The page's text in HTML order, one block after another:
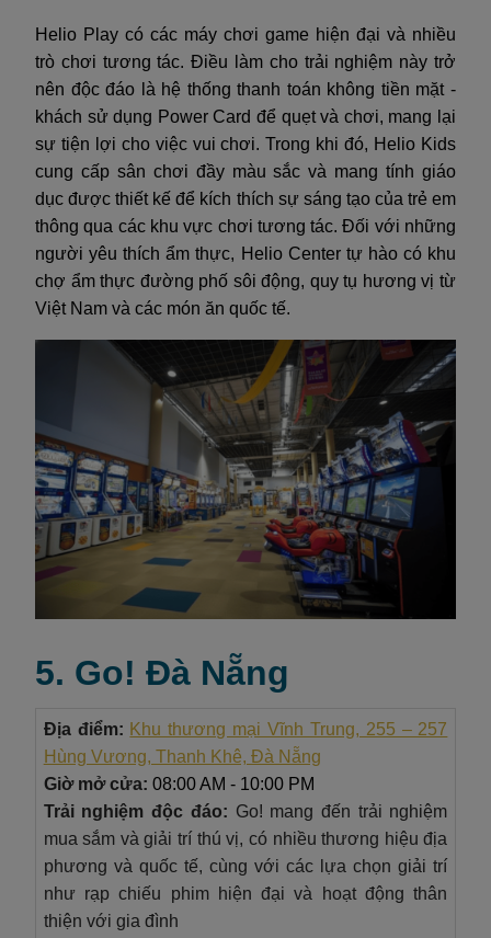
Helio Play có các máy chơi game hiện đại và nhiều
trò chơi tương tác. Điều làm cho trải nghiệm này trở
nên độc đáo là hệ thống thanh toán không tiền mặt -
khách sử dụng Power Card để quẹt và chơi, mang lại
sự tiện lợi cho việc vui chơi. Trong khi đó, Helio Kids
cung cấp sân chơi đầy màu sắc và mang tính giáo
dục được thiết kế để kích thích sự sáng tạo của trẻ em
thông qua các khu vực chơi tương tác. Đối với những
người yêu thích ẩm thực, Helio Center tự hào có khu
chợ ẩm thực đường phố sôi động, quy tụ hương vị từ
Việt Nam và các món ăn quốc tế.
5. Go! Đà Nẵng
Địa điểm: Khu thương mại Vĩnh Trung, 255 – 257
Hùng Vương, Thanh Khê, Đà Nẵng
Giờ mở cửa: 08:00 AM - 10:00 PM
Trải nghiệm độc đáo: Go! mang đến trải nghiệm
mua sắm và giải trí thú vị, có nhiều thương hiệu địa
phương và quốc tế, cùng với các lựa chọn giải trí
như rạp chiếu phim hiện đại và hoạt động thân
thiện với gia đình